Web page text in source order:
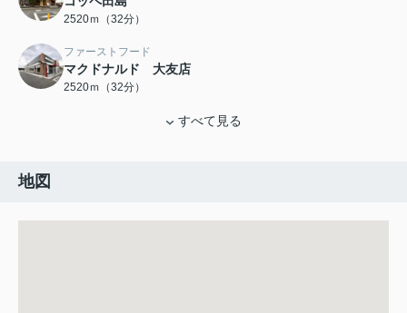
2520ｍ（32分）
ファーストフード
マクドナルド 大友店
2520ｍ（32分）
すべて見る
地図